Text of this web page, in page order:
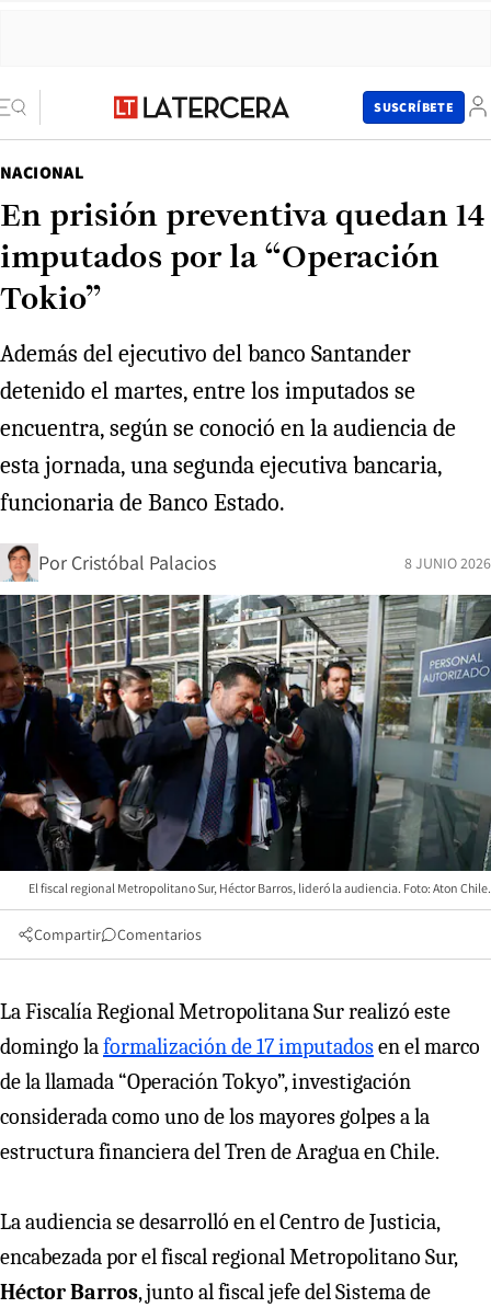
SUSCRÍBETE
NACIONAL
En prisión preventiva quedan 14
imputados por la “Operación
Tokio”
Además del ejecutivo del banco Santander
detenido el martes, entre los imputados se
encuentra, según se conoció en la audiencia de
esta jornada, una segunda ejecutiva bancaria,
funcionaria de Banco Estado.
Por Cristóbal Palacios 8 JUNIO 2026
El fiscal regional Metropolitano Sur, Héctor Barros, lideró la audiencia. Foto: Aton Chile.
Compartir Comentarios
La Fiscalía Regional Metropolitana Sur realizó este
domingo laformalización de 17 imputadosen el marco
de la llamada “Operación Tokyo”, investigación
considerada como uno de los mayores golpes a la
estructura financiera del Tren de Aragua en Chile.
La audiencia se desarrolló en el Centro de Justicia,
encabezada por el fiscal regional Metropolitano Sur,
Héctor Barros, junto al fiscal jefe del Sistema de